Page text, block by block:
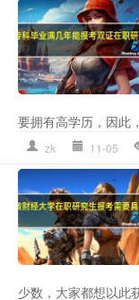
要拥有高学历，因此
zk 11-05
少数，大家都想以此